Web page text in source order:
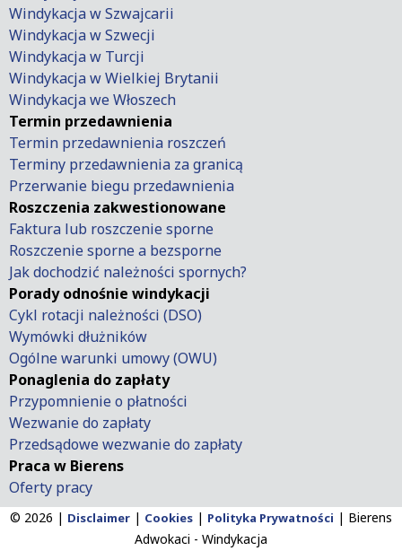
Windykacja w Szwajcarii
Windykacja w Szwecji
Windykacja w Turcji
Windykacja w Wielkiej Brytanii
Windykacja we Włoszech
Termin przedawnienia
Termin przedawnienia roszczeń
Terminy przedawnienia za granicą
Przerwanie biegu przedawnienia
Roszczenia zakwestionowane
Faktura lub roszczenie sporne
Roszczenie sporne a bezsporne
Jak dochodzić należności spornych?
Porady odnośnie windykacji
Cykl rotacji należności (DSO)
Wymówki dłużników
Ogólne warunki umowy (OWU)
Ponaglenia do zapłaty
Przypomnienie o płatności
Wezwanie do zapłaty
Przedsądowe wezwanie do zapłaty
Praca w Bierens
Oferty pracy
© 2026 | Disclaimer | Cookies | Polityka Prywatności | Bierens
Adwokaci - Windykacja